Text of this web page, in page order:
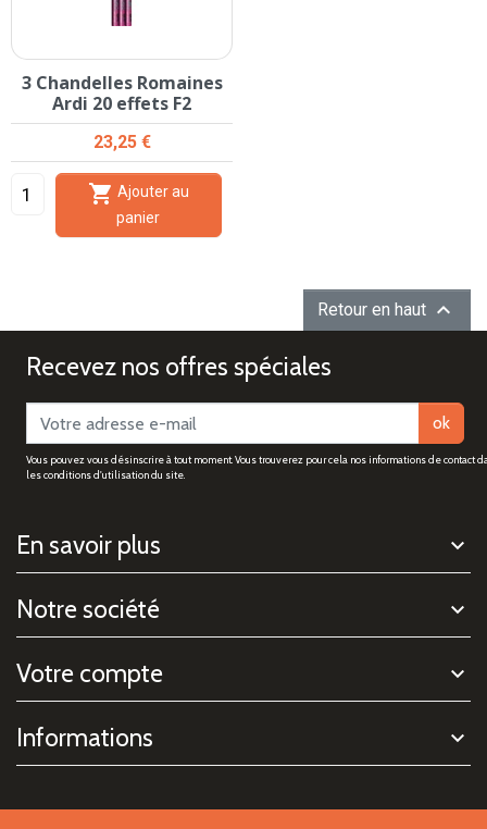
3 Chandelles Romaines
Ardi 20 effets F2
Prix
23,25 €

panier
Retour en haut 
Recevez nos offres spéciales
ok
Vous pouvez vous désinscrire à tout moment. Vous trouverez pour cela nos informations de contact
les conditions d'utilisation du site.
En savoir plus
Notre société
Votre compte
Informations